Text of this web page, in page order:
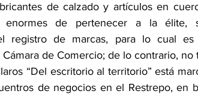
de calzado y artículos en
enormes de pertenecer a la élite,
registro de marcas, para lo cual es
de Comercio; de lo contrario, no
“Del escritorio al territorio” está
de negocios en el Restrepo, en